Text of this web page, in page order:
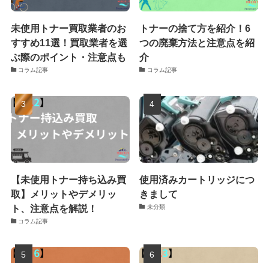
未使用トナー買取業者のお
すすめ11選！買取業者を選
ぶ際のポイント・注意点も
コラム記事
トナーの捨て方を紹介！6
つの廃棄方法と注意点を紹
介
コラム記事
【未使用トナー持ち込み買
取】メリットやデメリッ
ト、注意点を解説！
コラム記事
使用済みカートリッジにつ
きまして
未分類